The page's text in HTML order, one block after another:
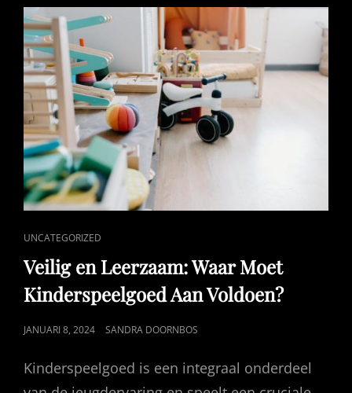
CAT
LINKS
UNCATEGORIZED
Veilig en Leerzaam: Waar Moet
Kinderspeelgoed Aan Voldoen?
GEPUBLICEERD
JANUARI 8, 2024 SANDRA DOORNBOS
Kinderspeelgoed is een integraal onderdeel